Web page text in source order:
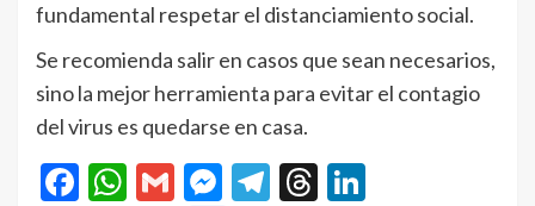
fundamental respetar el distanciamiento social.
Se recomienda salir en casos que sean necesarios,
sino la mejor herramienta para evitar el contagio
del virus es quedarse en casa.
Facebook
WhatsApp
GmailMessenger
Telegram
Threads